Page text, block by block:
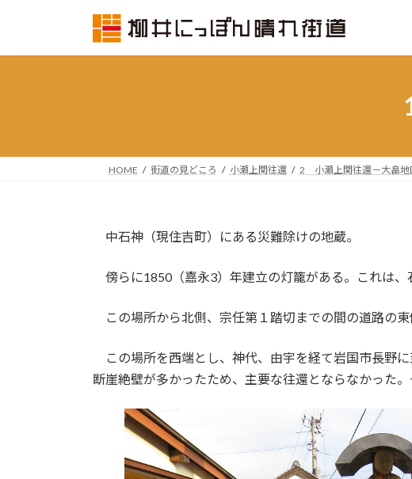
ッ
移
HOME 街道の見どころ 小瀬上関往還 2 小瀬上関往還－大畠地
中石神（現住吉町）にある災難除けの地蔵。
傍らに1850（嘉永3）年建立の灯籠がある。これは、
この場所から北側、宗任第１踏切までの間の道路の東
この場所を西端とし、神代、由宇を経て岩国市長野に
断崖絶壁が多かったため、主要な往還とならなかった